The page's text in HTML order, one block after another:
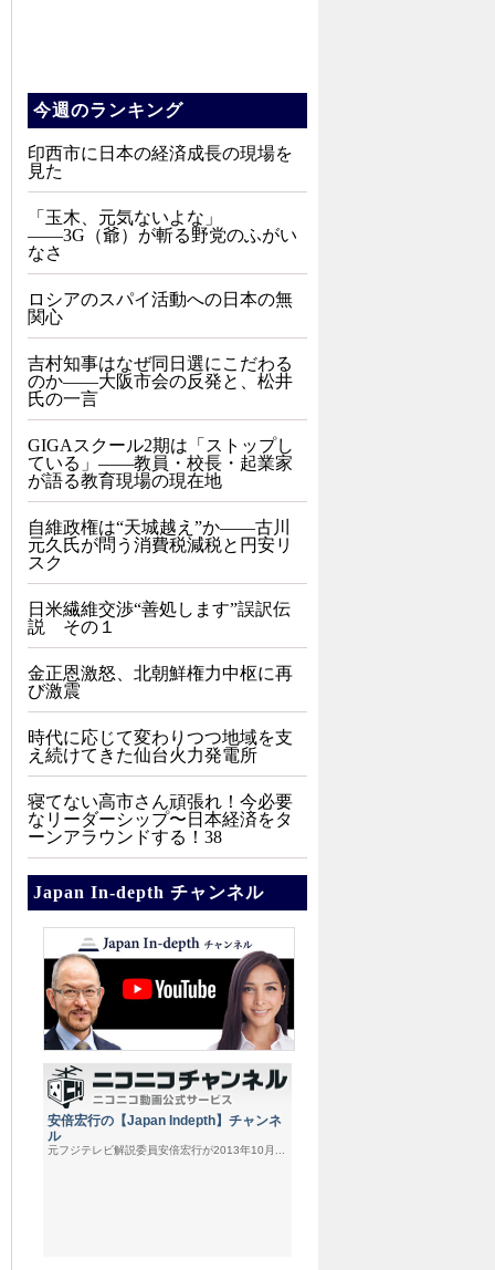
今週のランキング
印西市に日本の経済成長の現場を
見た
「玉木、元気ないよな」
――3G（爺）が斬る野党のふがい
なさ
ロシアのスパイ活動への日本の無
関心
吉村知事はなぜ同日選にこだわる
のか――大阪市会の反発と、松井
氏の一言
GIGAスクール2期は「ストップし
ている」——教員・校長・起業家
が語る教育現場の現在地
自維政権は“天城越え”か――古川
元久氏が問う消費税減税と円安リ
スク
日米繊維交渉“善処します”誤訳伝
説 その１
金正恩激怒、北朝鮮権力中枢に再
び激震
時代に応じて変わりつつ地域を支
え続けてきた仙台火力発電所
寝てない高市さん頑張れ！今必要
なリーダーシップ〜日本経済をタ
ーンアラウンドする！38
Japan In-depth チャンネル